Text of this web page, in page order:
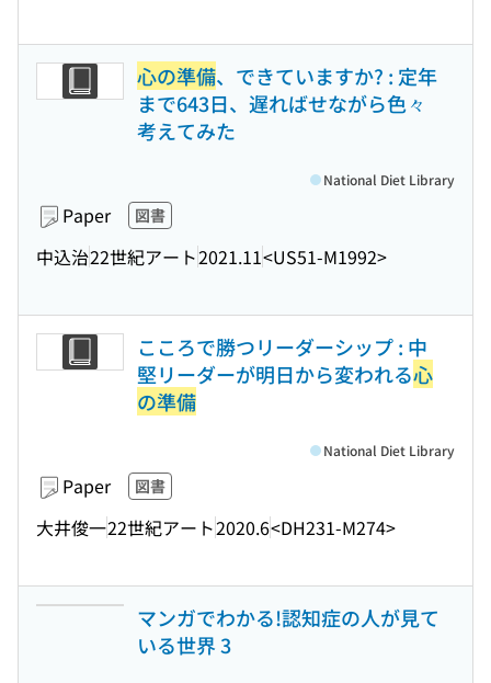
心の準備、できていますか? : 定年
まで643日、遅ればせながら色々
考えてみた
Paper 図書
中込治22世紀アート2021.11<US51-M1992>
National Diet Library
こころで勝つリーダーシップ : 中
堅リーダーが明日から変われる心
の準備
Paper 図書
大井俊一22世紀アート2020.6<DH231-M274>
National Diet Library
マンガでわかる!認知症の人が見て
いる世界 3